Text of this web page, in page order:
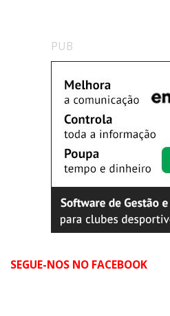
PUB
SEGUE-NOS NO FACEBOOK